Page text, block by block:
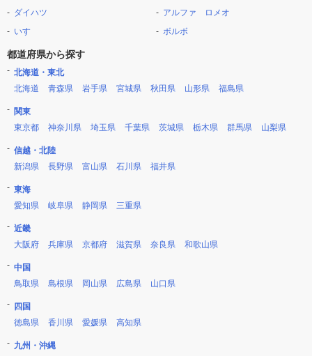
ダイハツ
いすゞ
アルファ ロメオ
ボルボ
都道府県から探す
北海道・東北
北海道
青森県 岩手県 宮城県 秋田県 山形県 福島県
関東
東京都
神奈川県 埼玉県 千葉県 茨城県 栃木県 群馬県 山梨県
信越・北陸
新潟県
長野県 富山県 石川県 福井県
東海
愛知県
岐阜県 静岡県 三重県
近畿
大阪府
兵庫県 京都府 滋賀県 奈良県 和歌山県
中国
鳥取県
島根県 岡山県 広島県 山口県
四国
徳島県
香川県 愛媛県 高知県
九州・沖縄